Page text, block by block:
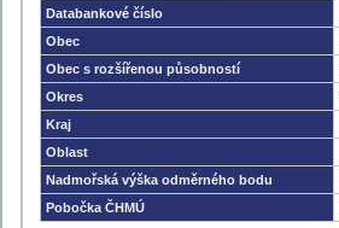
Databankové číslo
Obec
Obec s rozšířenou působností
Okres
Kraj
Oblast
Nadmořská výška odměrného bodu
Pobočka ČHMÚ